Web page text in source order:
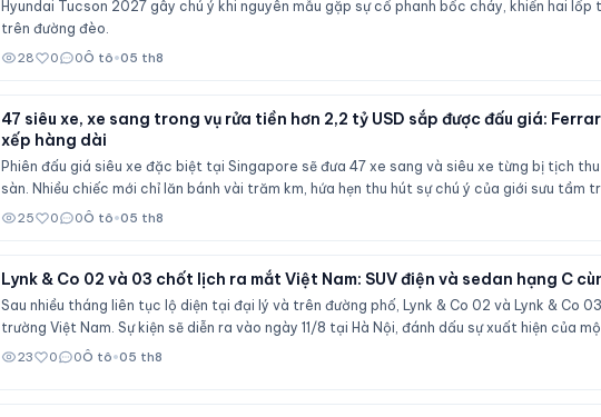
Hyundai Tucson 2027 gây chú ý khi nguyên mẫu gặp sự cố phanh bốc cháy, khiến hai
trên đường đèo.
28 0 0Ô tô•05 th8
47 siêu xe, xe sang trong vụ rửa tiền hơn 2,2 tỷ USD sắp được đấu giá:
xếp hàng dài
Phiên đấu giá siêu xe đặc biệt tại Singapore sẽ đưa 47 xe sang và siêu xe từng bị tịch
sàn. Nhiều chiếc mới chỉ lăn bánh vài trăm km, hứa hẹn thu hút sự chú ý của giới sưu tầm
25 0 0Ô tô•05 th8
Lynk & Co 02 và 03 chốt lịch ra mắt Việt Nam: SUV điện và sedan hạng C
Sau nhiều tháng liên tục lộ diện tại đại lý và trên đường phố, Lynk & Co 02 và Lynk & Co
trường Việt Nam. Sự kiện sẽ diễn ra vào ngày 11/8 tại Hà Nội, đánh dấu sự xuất hiện của
sedan hạng C mới.
23 0 0Ô tô•05 th8